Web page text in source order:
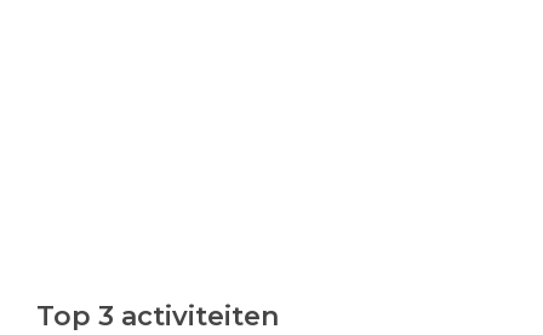
Top 3 activiteiten